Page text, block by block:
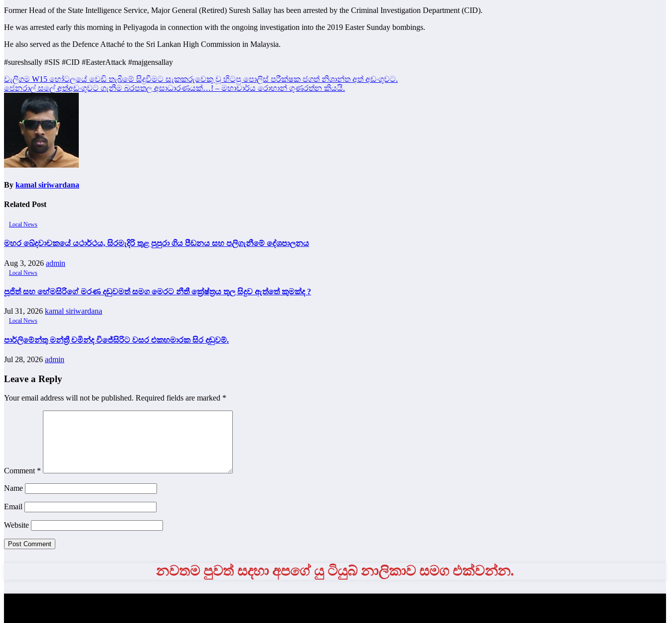
Former Head of the State Intelligence Service, Major General (Retired) Suresh Sallay has been arrested by the Criminal Investigation Department (CID).
He was arrested early this morning in Peliyagoda in connection with the ongoing investigation into the 2019 Easter Sunday bombings.
He also served as the Defence Attaché to the Sri Lankan High Commission in Malaysia.
#sureshsally #SIS #CID #EasterAttack #majgensallay
Post
navigation
වැලිගම W15 හෝටලයේ වෙඩි තැබීමේ සිදුවීමට සැකකරුවෙකු වූ හිටපු පොලිස් පරීක්ෂක ජගත් නිශාන්ත අත් අඩංගුවට.
ජෙනරාල් සලේ අත්අඩංගුවට ගැනීම බරපතල අසාධාරණයක්…! – මහාචාර්ය රොහාන් ගුණරත්න කියයි.
By kamal siriwardana
Related Post
Local News
මහර ඛේදවාචකයේ යථාර්ථය, සිරමැදිරි තුළ පුපුරා ගිය පීඩනය සහ පලිගැනීමේ දේශපාලනය
Aug 3, 2026 admin
Local News
පූජිත් සහ හේමසිරිගේ මරණ දඩුවමත් සමග මෙරට නීතී ක්‍රේෂ්ත්‍රය තුල සිදුව ඇත්තේ කුමක්ද ?
Jul 31, 2026 kamal siriwardana
Local News
පාර්ලිමේන්තු මන්ත්‍රී චමින්ද විජේසිරිට වසර එකහමාරක සිර දඬුවම්.
Jul 28, 2026 admin
Leave a Reply
Your email address will not be published. Required fields are marked *
Comment *
Name
Email
Website
නවතම පුවත් සදහා අපගේ යු ටියුබ් නාලිකාව සමග එක්වන්න.